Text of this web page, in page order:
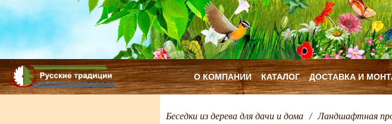
О КОМПАНИИ ДОСТАВКА И
КАТАЛОГ
Беседки из дерева для дачи и дома / Ландшафтная